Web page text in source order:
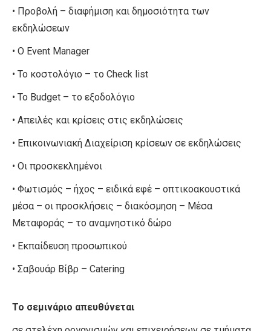
• Προβολή – διαφήμιση και δημοσιότητα των
εκδηλώσεων
• Ο Event Manager
• Το κοστολόγιο – το Check list
• Το Budget – το εξοδολόγιο
• Απειλές και κρίσεις στις εκδηλώσεις
• Επικοινωνιακή Διαχείριση κρίσεων σε εκδηλώσεις
• Oι προσκεκλημένοι
• Φωτισμός – ήχος – ειδικά εφέ – οπτικοακουστικά
μέσα – οι προσκλήσεις – διακόσμηση – Μέσα
Μεταφοράς – το αναμνηστικό δώρο
• Εκπαίδευση προσωπικού
• Σαβουάρ Βίβρ – Catering
Το σεμινάριο απευθύνεται